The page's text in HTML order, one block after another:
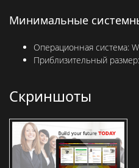
Минимальные
Операционная система:
Приблизительный размер:
Скриншоты